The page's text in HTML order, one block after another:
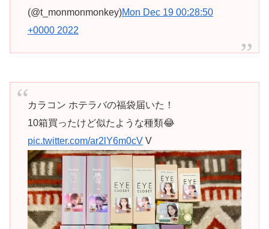
(@t_monmonmonkey)Mon Dec 19 00:28:50
+0000 2022
カラコン ホテラバの福袋届いた！
10箱買ったけど似たような種類😂
pic.twitter.com/ar2lY6m0cVV